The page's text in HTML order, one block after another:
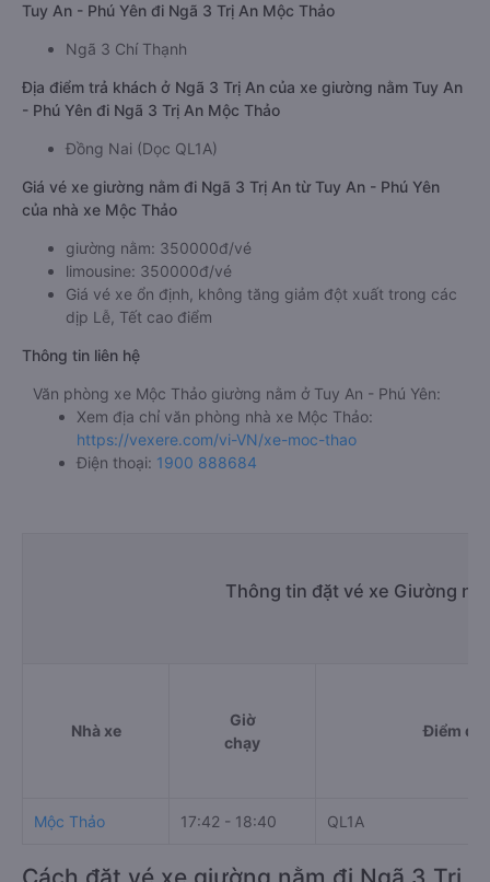
Tuy An - Phú Yên đi Ngã 3 Trị An Mộc Thảo
Ngã 3 Chí Thạnh
Địa điểm trả khách ở Ngã 3 Trị An của xe giường nằm Tuy An
- Phú Yên đi Ngã 3 Trị An Mộc Thảo
Đồng Nai (Dọc QL1A)
Giá vé xe giường nằm đi Ngã 3 Trị An từ Tuy An - Phú Yên
của nhà xe Mộc Thảo
giường nằm: 350000đ/vé
limousine: 350000đ/vé
Giá vé xe ổn định, không tăng giảm đột xuất trong các
dịp Lễ, Tết cao điểm
Thông tin liên hệ
Văn phòng xe Mộc Thảo giường nằm ở Tuy An - Phú Yên:
Xem địa chỉ văn phòng nhà xe Mộc Thảo:
https://vexere.com/vi-VN/xe-moc-thao
Điện thoại: 1900 888684
Thông tin đặt vé xe Giường
Nhà xe
Giờ
chạy
Điểm đi
Mộc Thảo 17:42 - 18:40 QL1A